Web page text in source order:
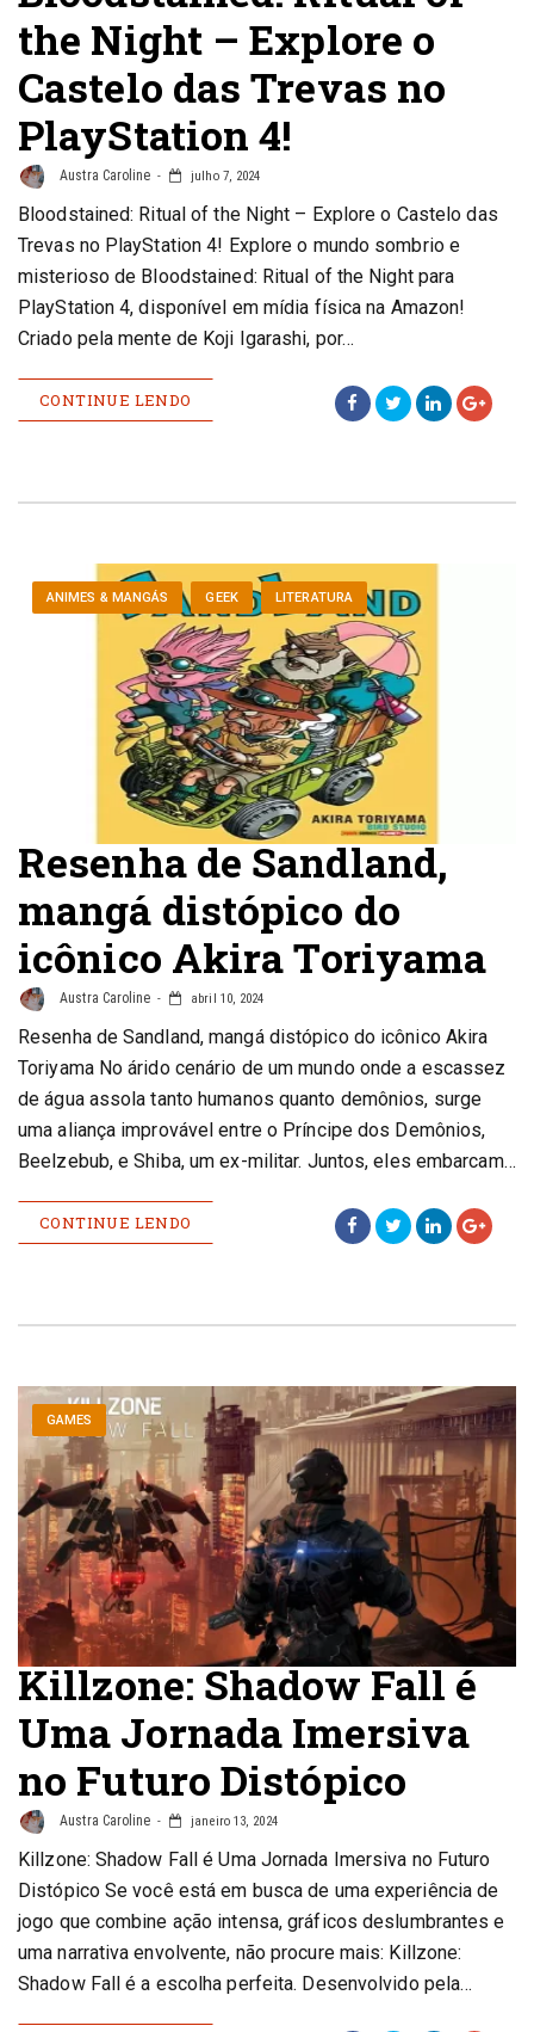
the Night – Explore o
Castelo das Trevas no
PlayStation 4!
Austra Caroline julho 7, 2024
Bloodstained: Ritual of the Night – Explore o Castelo das
Trevas no PlayStation 4! Explore o mundo sombrio e
misterioso de Bloodstained: Ritual of the Night para
PlayStation 4, disponível em mídia física na Amazon!
Criado pela mente de Koji Igarashi, por…
CONTINUE LENDO
ANIMES & MANGÁS GEEK LITERATURA
Resenha de Sandland,
mangá distópico do
icônico Akira Toriyama
Austra Caroline abril 10, 2024
Resenha de Sandland, mangá distópico do icônico Akira
Toriyama No árido cenário de um mundo onde a escassez
de água assola tanto humanos quanto demônios, surge
uma aliança improvável entre o Príncipe dos Demônios,
Beelzebub, e Shiba, um ex-militar. Juntos, eles embarcam…
CONTINUE LENDO
GAMES
Killzone: Shadow Fall é
Uma Jornada Imersiva
no Futuro Distópico
Austra Caroline janeiro 13, 2024
Killzone: Shadow Fall é Uma Jornada Imersiva no Futuro
Distópico Se você está em busca de uma experiência de
jogo que combine ação intensa, gráficos deslumbrantes e
uma narrativa envolvente, não procure mais: Killzone:
Shadow Fall é a escolha perfeita. Desenvolvido pela…